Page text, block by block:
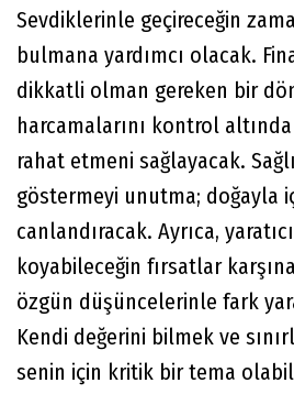
Sevdiklerinle geçireceğin
bulmana yardımcı olacak.
dikkatli olman gereken bir
harcamalarını kontrol
rahat etmeni sağlayacak.
göstermeyi unutma; doğayla
canlandıracak. Ayrıca,
koyabileceğin fırsatlar
özgün düşüncelerinle fark
Kendi değerini bilmek ve
senin için kritik bir tema